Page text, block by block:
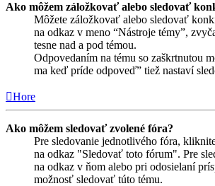
Ako môžem záložkovať alebo sledovať
Môžete záložkovať alebo sledovať
na odkaz v meno “Nástroje témy”,
tesne nad a pod témou.
Odpovedaním na tému so zaškrtnutou
ma keď príde odpoveď” tiež nastaví
Hore
Ako môžem sledovať zvolené fóra?
Pre sledovanie jednotlivého fóra,
na odkaz "Sledovať toto fórum". Pre
na odkaz v ňom alebo pri odosielaní
možnosť sledovať túto tému.